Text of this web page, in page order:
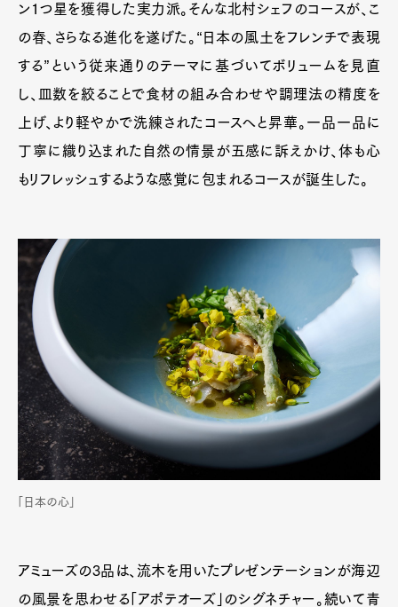
ン1つ星を獲得した実力派。そんな北村シェフのコースが、こ
の春、さらなる進化を遂げた。“日本の風土をフレンチで表現
する”という従来通りのテーマに基づいてボリュームを見直
し、皿数を絞ることで食材の組み合わせや調理法の精度を
上げ、より軽やかで洗練されたコースへと昇華。一品一品に
丁寧に織り込まれた自然の情景が五感に訴えかけ、体も心
もリフレッシュするような感覚に包まれるコースが誕生した。
「日本の心」
アミューズの3品は、流木を用いたプレゼンテーションが海辺
の風景を思わせる「アポテオーズ」のシグネチャー。続いて青